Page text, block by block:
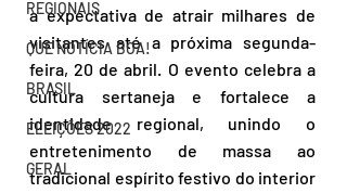
REGIONAIS
QUE NOTÍCIA BOA!
BRASIL
ELEIÇÕES 2022
GERAL
a expectativa de atrair milhares de
visitantes até a próxima segunda-
feira, 20 de abril. O evento celebra a
cultura sertaneja e fortalece a
identidade regional, unindo o
entretenimento de massa ao
tradicional espírito festivo do interior